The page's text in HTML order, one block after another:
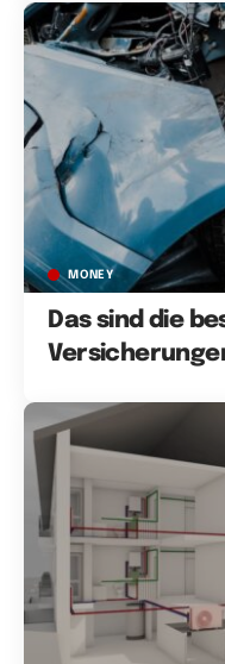
MONEY
Das sind die